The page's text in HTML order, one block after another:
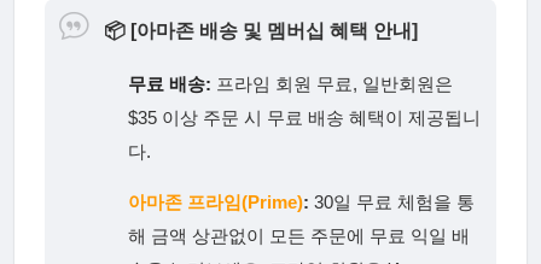
📦 [아마존 배송 및 멤버십 혜택 안내]
무료 배송: 프라임 회원 무료, 일반회원은
$35 이상 주문 시 무료 배송 혜택이 제공됩니
다.
아마존 프라임(Prime): 30일 무료 체험을 통
해 금액 상관없이 모든 주문에 무료 익일 배